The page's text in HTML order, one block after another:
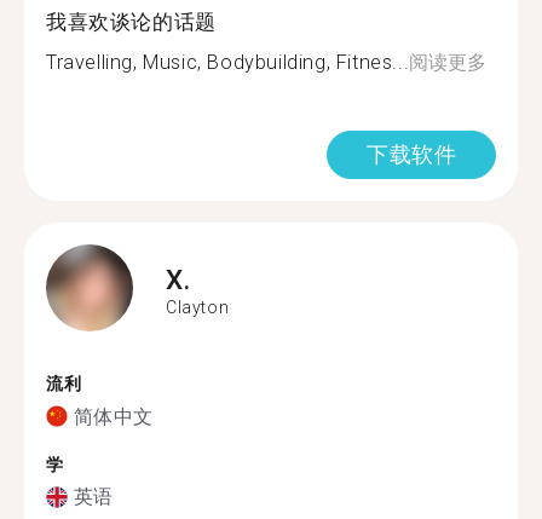
我喜欢谈论的话题
Travelling, Music, Bodybuilding, Fitnes...阅读更多
下载软件
X.
Clayton
流利
简体中文
学
英语